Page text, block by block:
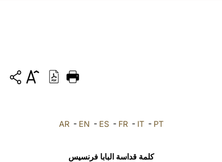
DEUTSCH
العربيّةAR- EN - ES- FR- IT- PT
كلمة قداسة البابا فرنسيس